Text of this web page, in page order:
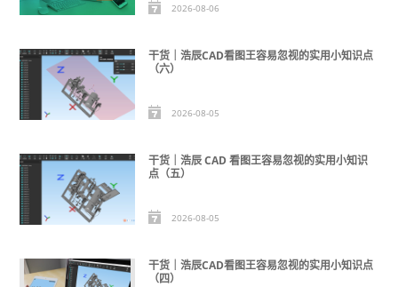
2026-08-06
干货｜浩辰CAD看图王容易忽视的实用小知识点
（六）
2026-08-05
干货｜浩辰 CAD 看图王容易忽视的实用小知识
点（五）
2026-08-05
干货｜浩辰CAD看图王容易忽视的实用小知识点
（四）